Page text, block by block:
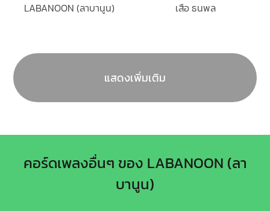
LABANOON (ลาบานูน) เสือ ธนพล
แสดงเพิ่มเติม
คอร์ดเพลงอื่นๆ ของ LABANOON (ลา
บานูน)